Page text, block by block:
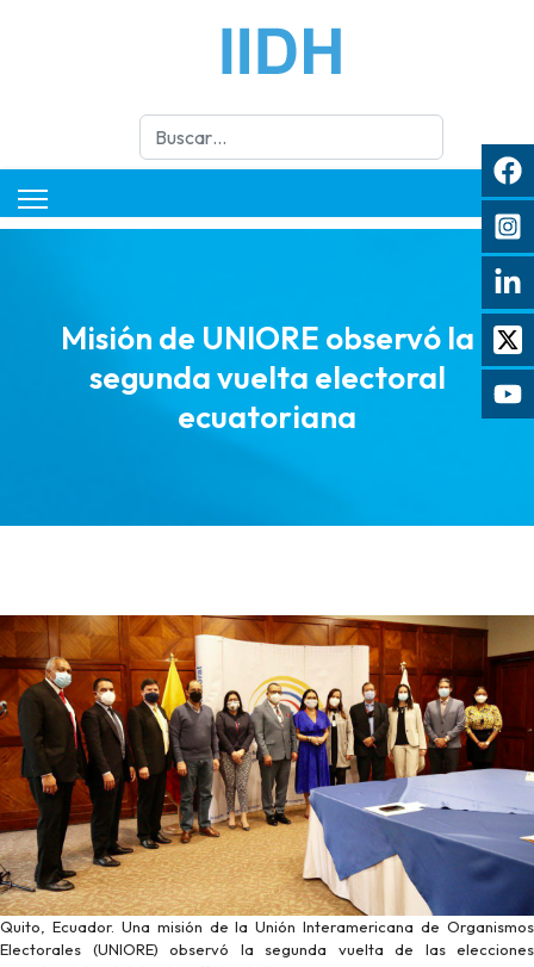
Buscar
Misión de UNIORE observó la
segunda vuelta electoral
ecuatoriana
Quito, Ecuador. Una misión de la Unión Interamericana de Organismos
Electorales (UNIORE) observó la segunda vuelta de las elecciones